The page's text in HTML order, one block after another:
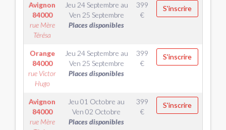
Avignon
84000
rue Mère
Térésa
Jeu 24 Septembre au
Ven 25 Septembre
Places disponibles
399
€
S'inscrire
Orange
84000
rue Victor
Hugo
Jeu 24 Septembre au
Ven 25 Septembre
Places disponibles
399
€
S'inscrire
Avignon
84000
rue Mère
Jeu 01 Octobre au
Ven 02 Octobre
Places disponibles
399
€
S'inscrire